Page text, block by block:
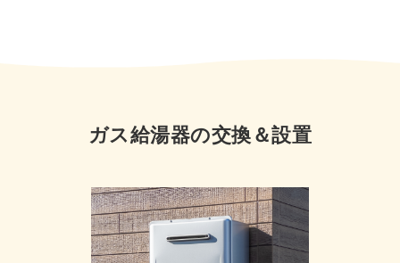
ガス給湯器の交換＆設置